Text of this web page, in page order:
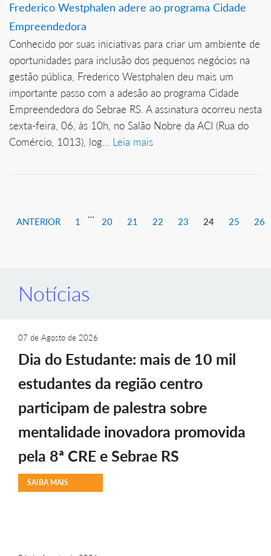
Frederico Westphalen adere ao programa Cidade
Empreendedora
Conhecido por suas iniciativas para criar um ambiente de
oportunidades para inclusão dos pequenos negócios na
gestão pública, Frederico Westphalen deu mais um
importante passo com a adesão ao programa Cidade
Empreendedora do Sebrae RS. A assinatura ocorreu nesta
sexta-feira, 06, às 10h, no Salão Nobre da ACI (Rua do
Comércio, 1013), log... Leia mais
ANTERIOR 1
…
20 21 22 23 24 25 26
Notícias
07 de Agosto de 2026
Dia do Estudante: mais de 10 mil
estudantes da região centro
participam de palestra sobre
mentalidade inovadora promovida
pela 8ª CRE e Sebrae RS
SAIBA MAIS